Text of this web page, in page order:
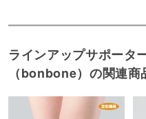
ラインアップサポータ
（bonbone）の関連商